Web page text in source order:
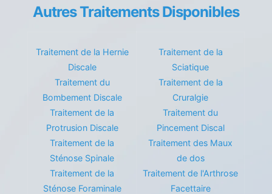
Autres Traitements Disponibles
Traitement de la Hernie
Discale
Traitement du
Bombement Discale
Traitement de la
Protrusion Discale
Traitement de la
Sténose Spinale
Traitement de la
Sténose Foraminale
Traitement de la
Sciatique
Traitement de la
Cruralgie
Traitement du
Pincement Discal
Traitement des Maux
de dos
Traitement de l'Arthrose
Facettaire